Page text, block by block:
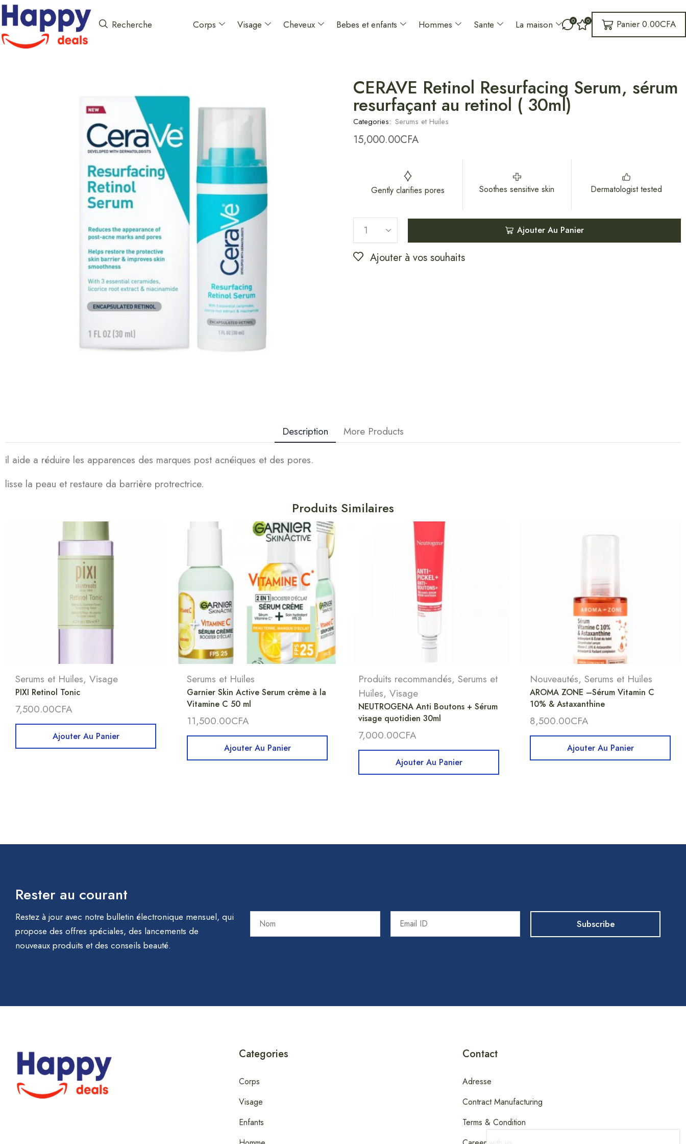
Recherche Corps Visage Cheveux Bebes et enfants Hommes Sante La maison 0 0 Panier 0.00CFA
CERAVE Retinol Resurfacing Serum, sérum
resurfaçant au retinol ( 30ml)
Categories: Serums et Huiles
15,000.00CFA
Gently clarifies pores Soothes sensitive skin Dermatologist tested
Ajouter Au Panier
Ajouter à vos souhaits
Description More Products
il aide a réduire les apparences des marques post acnéiques et des pores.
lisse la peau et restaure da barrière protrectrice.
Produits Similaires
Serums et Huiles, Visage
PIXI Retinol Tonic
7,500.00CFA
Ajouter Au Panier
Serums et Huiles
Garnier Skin Active Serum crème à la
Vitamine C 50 ml
11,500.00CFA
Ajouter Au Panier
Produits recommandés, Serums et
Huiles, Visage
NEUTROGENA Anti Boutons + Sérum
visage quotidien 30ml
7,000.00CFA
Ajouter Au Panier
Nouveautés, Serums et Huiles
AROMA ZONE –Sérum Vitamin C
10% & Astaxanthine
8,500.00CFA
Ajouter Au Panier
Rester au courant
Restez à jour avec notre bulletin électronique mensuel, qui
propose des offres spéciales, des lancements de
nouveaux produits et des conseils beauté.
Categories
Corps
Visage
Enfants
Contact
Adresse
Contract Manufacturing
Terms & Condition